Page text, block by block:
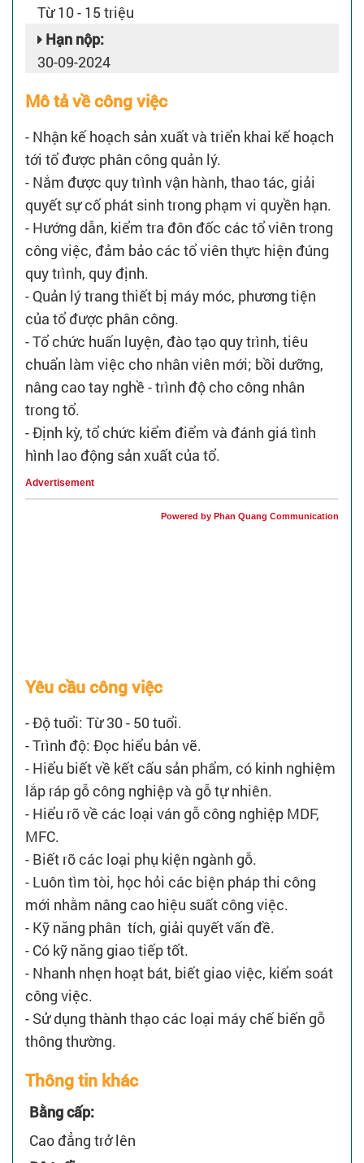
Từ 10 - 15 triệu
Hạn nộp:
30-09-2024
Mô tả về công việc
- Nhận kế hoạch sản xuất và triển khai kế hoạch
tới tổ được phân công quản lý.
- Nắm được quy trình vận hành, thao tác, giải
quyết sự cố phát sinh trong phạm vi quyền hạn.
- Hướng dẫn, kiểm tra đôn đốc các tổ viên trong
công việc, đảm bảo các tổ viên thực hiện đúng
quy trình, quy định.
- Quản lý trang thiết bị máy móc, phương tiện
của tổ được phân công.
- Tổ chức huấn luyện, đào tạo quy trình, tiêu
chuẩn làm việc cho nhân viên mới; bồi dưỡng,
nâng cao tay nghề - trình độ cho công nhân
trong tổ.
- Định kỳ, tổ chức kiểm điểm và đánh giá tình
hình lao động sản xuất của tổ.
Advertisement
Powered by Phan Quang Communication
Yêu cầu công việc
- Độ tuổi: Từ 30 - 50 tuổi.
- Trình độ: Đọc hiểu bản vẽ.
- Hiểu biết về kết cấu sản phẩm, có kinh nghiệm
lắp ráp gỗ công nghiệp và gỗ tự nhiên.
- Hiểu rõ về các loại ván gỗ công nghiệp MDF,
MFC.
- Biết rõ các loại phụ kiện ngành gỗ.
- Luôn tìm tòi, học hỏi các biện pháp thi công
mới nhằm nâng cao hiệu suất công việc.
- Kỹ năng phân tích, giải quyết vấn đề.
- Có kỹ năng giao tiếp tốt.
- Nhanh nhẹn hoạt bát, biết giao việc, kiểm soát
công việc.
- Sử dụng thành thạo các loại máy chế biến gỗ
thông thường.
Thông tin khác
Bằng cấp:
Cao đẳng trở lên